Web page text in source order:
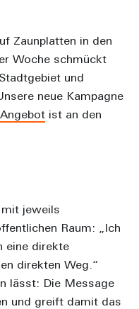
Zaunplatten in den
Woche schmückt
und
neue Kampagne
ist an den
mit jeweils
Raum: „Ich
eine direkte
direkten Weg.“
lässt: Die Message
und greift damit das